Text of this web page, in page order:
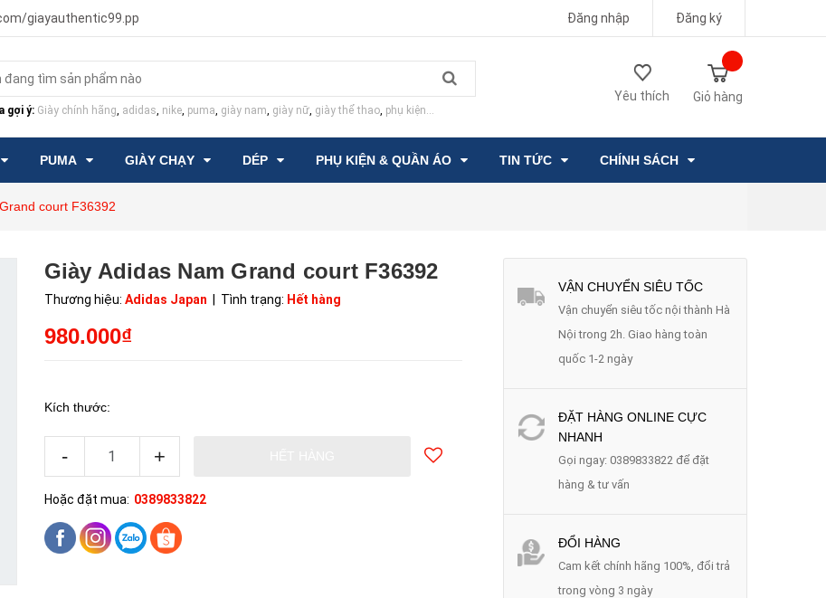
giayauthentic99.pp Đăng nhập Đăng ký
gợi ý: Giày chính hãng, adidas, nike, puma, giày nam, giày nữ, giày thể thao, phụ kiện...
Yêu thích Giỏ hàng
PUMA GIÀY CHẠY DÉP PHỤ KIỆN & QUẦN ÁO TIN TỨC CHÍNH SÁCH
court F36392
Giày Adidas Nam Grand court F36392
Thương hiệu: Adidas Japan | Tình trạng: Hết hàng
980.000₫
Kích thước:
- +
Hoặc đặt mua: 0389833822
VẬN CHUYỂN SIÊU TỐC
Vận chuyển siêu tốc nội thành Hà
Nội trong 2h. Giao hàng toàn
quốc 1-2 ngày
ĐẶT HÀNG ONLINE CỰC
NHANH
Gọi ngay: 0389833822 để đặt
hàng & tư vấn
ĐỔI HÀNG
Cam kết chính hãng 100%, đổi trả
trong vòng 3 ngày